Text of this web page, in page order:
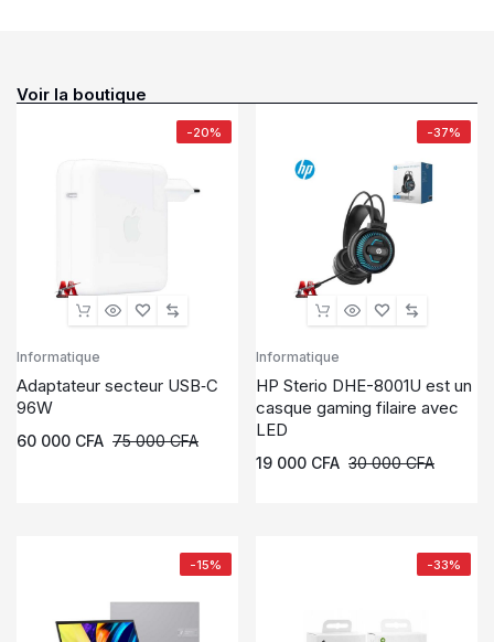
Voir la boutique
-20%
Informatique
Adaptateur secteur USB‑C
96W
75 000CFA
60 000 CFA
-37%
Informatique
HP Sterio DHE-8001U est un
casque gaming filaire avec
LED
30 000CFA
19 000 CFA
-15% -33%